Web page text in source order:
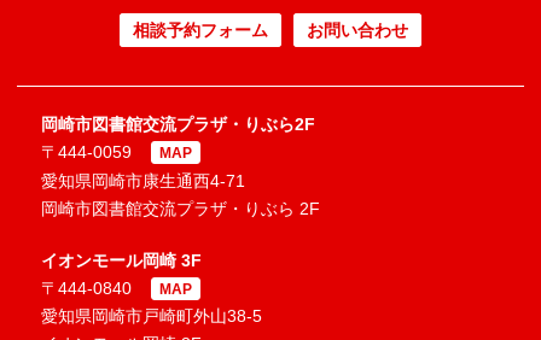
相談予約フォーム お問い合わせ
岡崎市図書館交流プラザ・りぶら2F
〒444-0059
MAP
愛知県岡崎市康生通西4-71
岡崎市図書館交流プラザ・りぶら 2F
イオンモール岡崎 3F
〒444-0840
MAP
愛知県岡崎市戸崎町外山38-5